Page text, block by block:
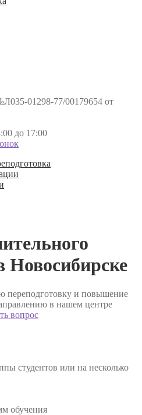
01298-77/00179654 от
до 17:00
Новосибирске
переподготовку и повышение
в нашем центре
вопрос
студентов или на несколько
обучения